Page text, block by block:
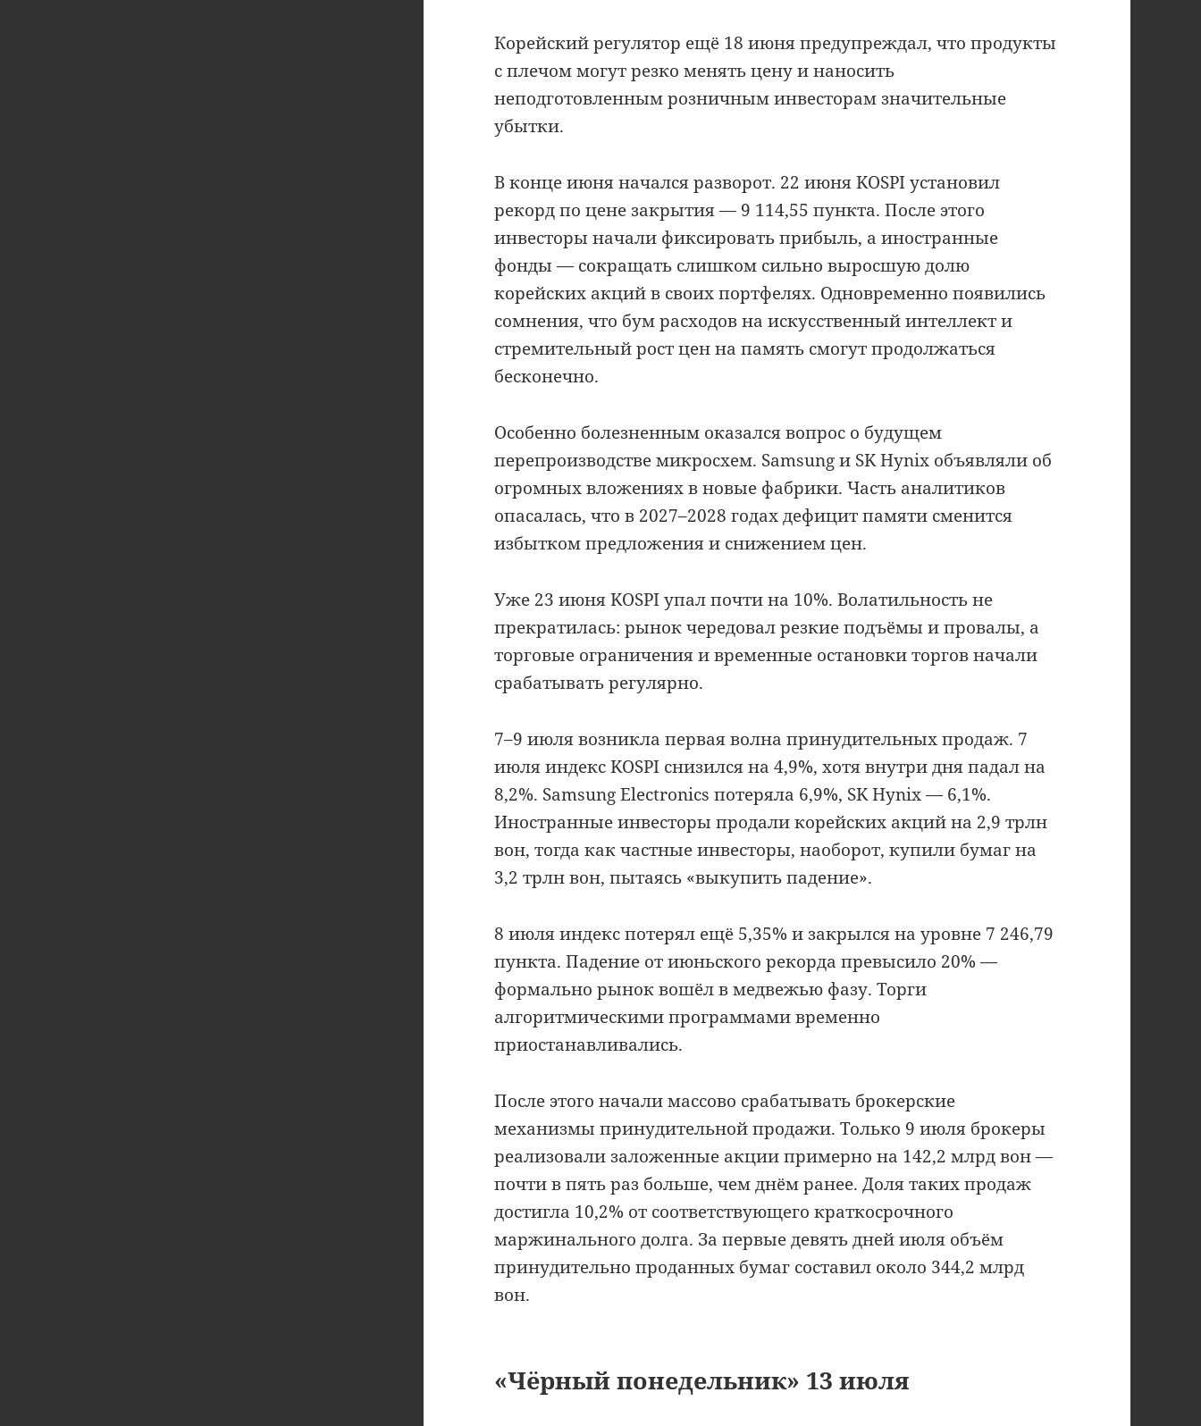
Корейский регулятор ещё 18 июня предупреждал, что продукты
с плечом могут резко менять цену и наносить
неподготовленным розничным инвесторам значительные
убытки.
В конце июня начался разворот. 22 июня KOSPI установил
рекорд по цене закрытия — 9 114,55 пункта. После этого
инвесторы начали фиксировать прибыль, а иностранные
фонды — сокращать слишком сильно выросшую долю
корейских акций в своих портфелях. Одновременно появились
сомнения, что бум расходов на искусственный интеллект и
стремительный рост цен на память смогут продолжаться
бесконечно.
Особенно болезненным оказался вопрос о будущем
перепроизводстве микросхем. Samsung и SK Hynix объявляли об
огромных вложениях в новые фабрики. Часть аналитиков
опасалась, что в 2027–2028 годах дефицит памяти сменится
избытком предложения и снижением цен.
Уже 23 июня KOSPI упал почти на 10%. Волатильность не
прекратилась: рынок чередовал резкие подъёмы и провалы, а
торговые ограничения и временные остановки торгов начали
срабатывать регулярно.
7–9 июля возникла первая волна принудительных продаж. 7
июля индекс KOSPI снизился на 4,9%, хотя внутри дня падал на
8,2%. Samsung Electronics потеряла 6,9%, SK Hynix — 6,1%.
Иностранные инвесторы продали корейских акций на 2,9 трлн
вон, тогда как частные инвесторы, наоборот, купили бумаг на
3,2 трлн вон, пытаясь «выкупить падение».
8 июля индекс потерял ещё 5,35% и закрылся на уровне 7 246,79
пункта. Падение от июньского рекорда превысило 20% —
формально рынок вошёл в медвежью фазу. Торги
алгоритмическими программами временно
приостанавливались.
После этого начали массово срабатывать брокерские
механизмы принудительной продажи. Только 9 июля брокеры
реализовали заложенные акции примерно на 142,2 млрд вон —
почти в пять раз больше, чем днём ранее. Доля таких продаж
достигла 10,2% от соответствующего краткосрочного
маржинального долга. За первые девять дней июля объём
принудительно проданных бумаг составил около 344,2 млрд
вон.
«Чёрный понедельник» 13 июля